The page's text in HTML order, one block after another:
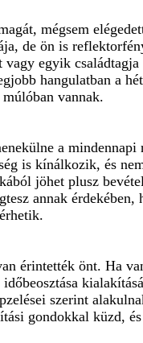
mégsem
de ön is
vagy egyik
hangulatban a
vannak.
a
is kínálkozik, és
jöhet plusz
annak
érintették önt. Ha
szerint
gondokkal küzd,